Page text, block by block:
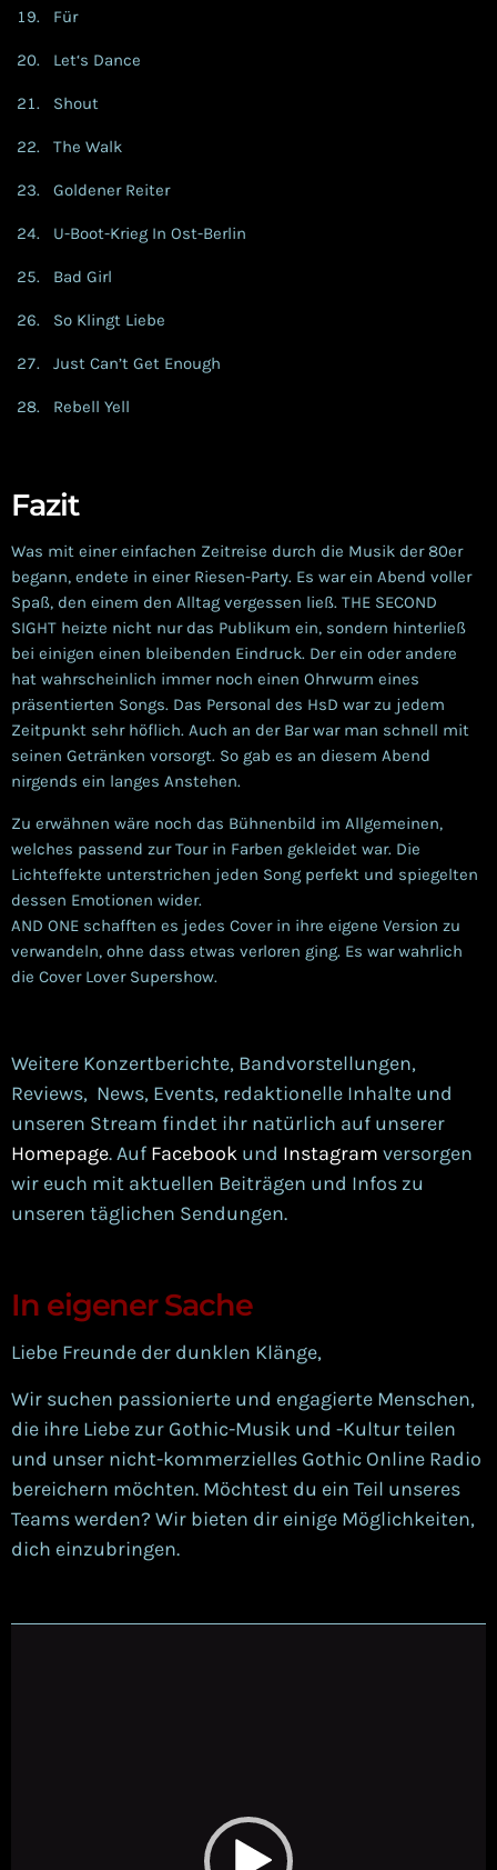
Für
Let‘s Dance
Shout
The Walk
Goldener Reiter
U-Boot-Krieg In Ost-Berlin
Bad Girl
So Klingt Liebe
Just Can’t Get Enough
Rebell Yell
Fazit
Was mit einer einfachen Zeitreise durch die Musik der 80er
begann, endete in einer Riesen-Party. Es war ein Abend voller
Spaß, den einem den Alltag vergessen ließ. THE SECOND
SIGHT heizte nicht nur das Publikum ein, sondern hinterließ
bei einigen einen bleibenden Eindruck. Der ein oder andere
hat wahrscheinlich immer noch einen Ohrwurm eines
präsentierten Songs. Das Personal des HsD war zu jedem
Zeitpunkt sehr höflich. Auch an der Bar war man schnell mit
seinen Getränken vorsorgt. So gab es an diesem Abend
nirgends ein langes Anstehen.
Zu erwähnen wäre noch das Bühnenbild im Allgemeinen,
welches passend zur Tour in Farben gekleidet war. Die
Lichteffekte unterstrichen jeden Song perfekt und spiegelten
dessen Emotionen wider.
AND ONE schafften es jedes Cover in ihre eigene Version zu
verwandeln, ohne dass etwas verloren ging. Es war wahrlich
die Cover Lover Supershow.
Weitere Konzertberichte, Bandvorstellungen,
Reviews, News, Events, redaktionelle Inhalte und
unseren Stream findet ihr natürlich auf unserer
Homepage. Auf Facebook und Instagram versorgen
wir euch mit aktuellen Beiträgen und Infos zu
unseren täglichen Sendungen.
In eigener Sache
Liebe Freunde der dunklen Klänge,
Wir suchen passionierte und engagierte Menschen,
die ihre Liebe zur Gothic-Musik und -Kultur teilen
und unser nicht-kommerzielles Gothic Online Radio
bereichern möchten. Möchtest du ein Teil unseres
Teams werden? Wir bieten dir einige Möglichkeiten,
dich einzubringen.